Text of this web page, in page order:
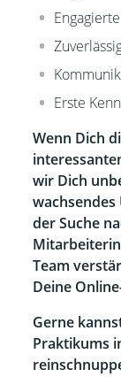
Erste
Wenn Dich
wir Dich
der Suche
Team
Deine
Gerne
Praktikums